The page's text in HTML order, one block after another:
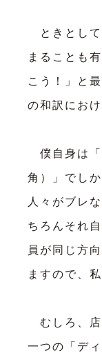
ときとして
まることも
こう！」と
の和訳にお
僕自身は「
角）」でし
人々がブレ
ちろんそれ
員が同じ方
ますので、
むしろ、店
一つの「デ